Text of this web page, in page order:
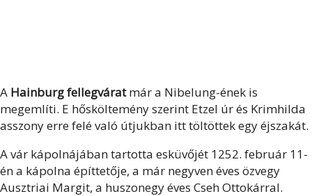
A Hainburgfellegváratmár a Nibelung-ének is
megemlíti. E hősköltemény szerint Etzel úr és Krimhilda
asszony erre felé való útjukban itt töltöttek egy éjszakát.
A vár kápolnájában tartotta esküvőjét 1252. február 11-
én a kápolna építtetője, a már negyven éves özvegy
Ausztriai Margit, a huszonegy éves Cseh Ottokárral.